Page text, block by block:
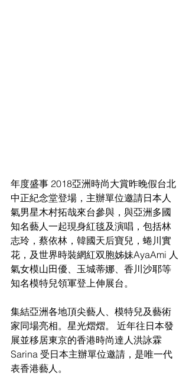
年度盛事 2018亞洲時尚大賞昨晚假台北
中正紀念堂登場，主辦單位邀請日本人
氣男星木村拓哉來台參與，與亞洲多國
知名藝人一起現身紅毯及演唱，包括林
志玲，蔡依林，韓國天后寶兒，蜷川實
花，及世界時裝網紅双胞姊妹AyaAmi 人
氣女模山田優、玉城蒂娜、香川沙耶等
知名模特兒領軍登上伸展台。
集結亞洲各地頂尖藝人、模特兒及藝術
家同場亮相。星光熠熠。 近年往日本發
展並移居東京的香港時尚達人洪詠霖
Sarina 受日本主辦單位邀請，是唯一代
表香港藝人。